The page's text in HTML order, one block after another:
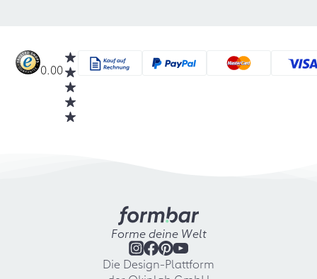
0.00
Forme deine Welt
Die Design-Plattform